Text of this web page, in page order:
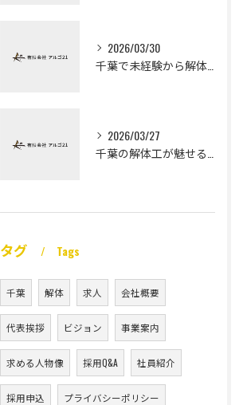
2026/03/30
2026/03/27
タグ Tags
千葉 解体 求人 会社概要
代表挨拶 ビジョン 事業案内
求める人物像 採用Q&A 社員紹介
採用申込 プライバシーポリシー